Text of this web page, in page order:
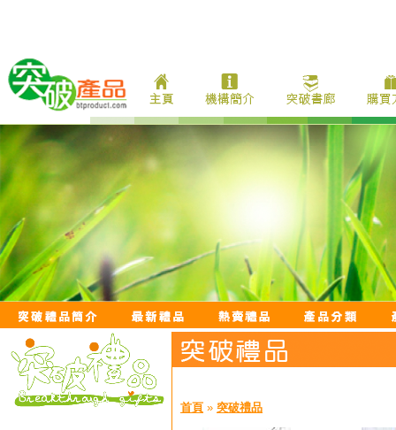
首頁 » 突破禮品